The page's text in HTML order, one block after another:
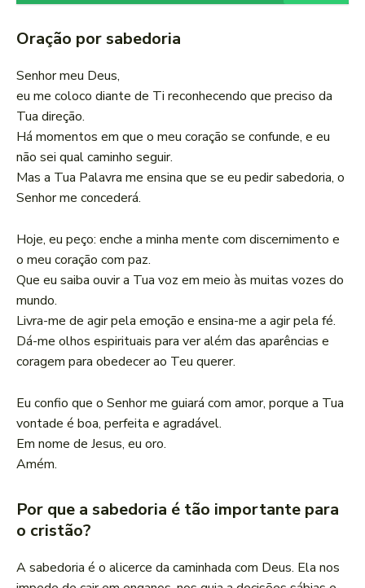
Oração por sabedoria
Senhor meu Deus,
eu me coloco diante de Ti reconhecendo que preciso da
Tua direção.
Há momentos em que o meu coração se confunde, e eu
não sei qual caminho seguir.
Mas a Tua Palavra me ensina que se eu pedir sabedoria, o
Senhor me concederá.
Hoje, eu peço: enche a minha mente com discernimento e
o meu coração com paz.
Que eu saiba ouvir a Tua voz em meio às muitas vozes do
mundo.
Livra-me de agir pela emoção e ensina-me a agir pela fé.
Dá-me olhos espirituais para ver além das aparências e
coragem para obedecer ao Teu querer.
Eu confio que o Senhor me guiará com amor, porque a Tua
vontade é boa, perfeita e agradável.
Em nome de Jesus, eu oro.
Amém.
Por que a sabedoria é tão importante para
o cristão?
A sabedoria é o alicerce da caminhada com Deus. Ela nos